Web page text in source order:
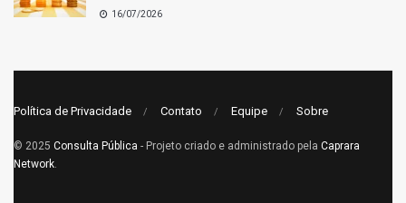
16/07/2026
Política de Privacidade Contato Equipe Sobre
© 2025 Consulta Pública - Projeto criado e administrado pela Caprara
Network.